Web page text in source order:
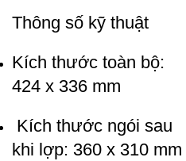
Thông số kỹ thuật
Kích thước toàn bộ:
424 x 336 mm
Kích thước ngói sau
khi lợp: 360 x 310 mm